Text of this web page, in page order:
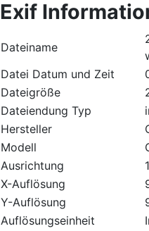
Exif
Dateiname
Datei Datum und Zeit
Dateigröße
Dateiendung Typ
Hersteller
Modell
Ausrichtung
1
X-Auflösung
Y-Auflösung
Auflösungseinheit